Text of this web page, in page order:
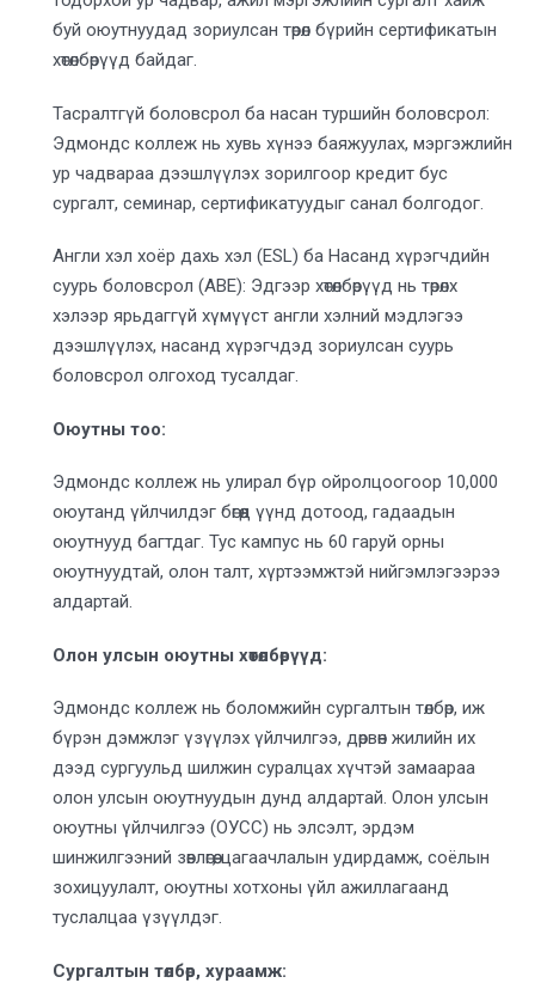
буй оюутнуудад зориулсан төрөл бүрийн сертификатын
хөтөлбөрүүд байдаг.
Тасралтгүй боловсрол ба насан туршийн боловсрол:
Эдмондс коллеж нь хувь хүнээ баяжуулах, мэргэжлийн
ур чадвараа дээшлүүлэх зорилгоор кредит бус
сургалт, семинар, сертификатуудыг санал болгодог.
Англи хэл хоёр дахь хэл (ESL) ба Насанд хүрэгчдийн
суурь боловсрол (ABE): Эдгээр хөтөлбөрүүд нь төрөлх
хэлээр ярьдаггүй хүмүүст англи хэлний мэдлэгээ
дээшлүүлэх, насанд хүрэгчдэд зориулсан суурь
боловсрол олгоход тусалдаг.
Оюутнытоо:
Эдмондс коллеж нь улирал бүр ойролцоогоор 10,000
оюутанд үйлчилдэг бөгөөд үүнд дотоод, гадаадын
оюутнууд багтдаг. Тус кампус нь 60 гаруй орны
оюутнуудтай, олон талт, хүртээмжтэй нийгэмлэгээрээ
алдартай.
Олон улсын оюутны хөтөлбөрүүд:
Эдмондс коллеж нь боломжийн сургалтын төлбөр, иж
бүрэн дэмжлэг үзүүлэх үйлчилгээ, дөрвөн жилийн их
дээд сургуульд шилжин суралцах хүчтэй замаараа
олон улсын оюутнуудын дунд алдартай. Олон улсын
оюутны үйлчилгээ (ОУСС) нь элсэлт, эрдэм
шинжилгээний зөвлөгөө, цагаачлалын удирдамж, соёлын
зохицуулалт, оюутны хотхоны үйл ажиллагаанд
туслалцаа үзүүлдэг.
Сургалтын төлбөр, хураамж: